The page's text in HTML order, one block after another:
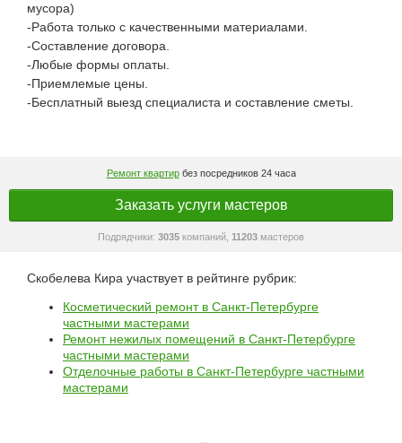
мусора)
-Работа только с качественными материалами.
-Составление договора.
-Любые формы оплаты.
-Приемлемые цены.
-Бесплатный выезд специалиста и составление сметы.
Ремонт квартирбез посредников 24 часа
Заказать услуги мастеров
Подрядчики: 3035 компаний, 11203 мастеров
Скобелева Кира участвует в рейтинге рубрик:
Косметический ремонт в Санкт-Петербурге
частными мастерами
Ремонт нежилых помещений в Санкт-Петербурге
частными мастерами
Отделочные работы в Санкт-Петербурге частными
мастерами